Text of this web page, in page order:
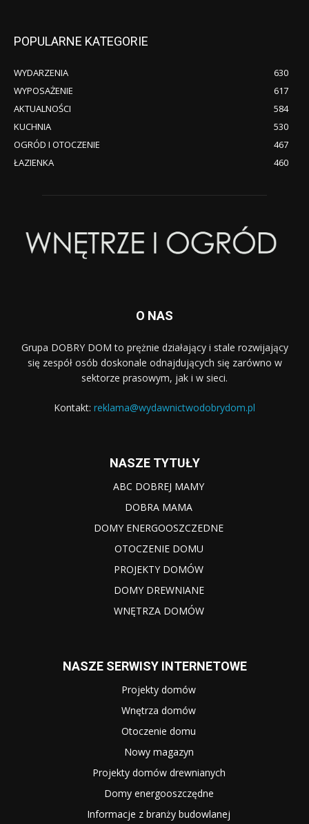
POPULARNE KATEGORIE
WYDARZENIA
630
WYPOSAŻENIE
617
AKTUALNOŚCI
584
KUCHNIA
530
OGRÓD I OTOCZENIE
467
ŁAZIENKA
460
O NAS
Grupa DOBRY DOM to prężnie działający i stale rozwijający
się zespół osób doskonale odnajdujących się zarówno w
sektorze prasowym, jak i w sieci.
Kontakt: reklama@wydawnictwodobrydom.pl
NASZE TYTUŁY
ABC DOBREJ MAMY
DOBRA MAMA
DOMY ENERGOOSZCZEDNE
OTOCZENIE DOMU
PROJEKTY DOMÓW
DOMY DREWNIANE
WNĘTRZA DOMÓW
NASZE SERWISY INTERNETOWE
Projekty domów
Wnętrza domów
Otoczenie domu
Nowy magazyn
Projekty domów drewnianych
Domy energooszczędne
Informacje z branży budowlanej